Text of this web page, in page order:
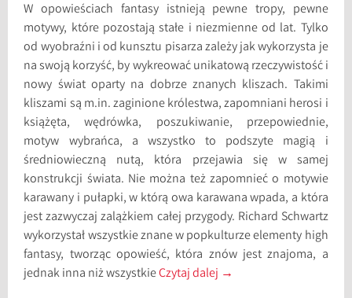
W opowieściach fantasy istnieją pewne tropy, pewne
motywy, które pozostają stałe i niezmienne od lat. Tylko
od wyobraźni i od kunsztu pisarza zależy jak wykorzysta je
na swoją korzyść, by wykreować unikatową rzeczywistość i
nowy świat oparty na dobrze znanych kliszach. Takimi
kliszami są m.in. zaginione królestwa, zapomniani herosi i
książęta, wędrówka, poszukiwanie, przepowiednie,
motyw wybrańca, a wszystko to podszyte magią i
średniowieczną nutą, która przejawia się w samej
konstrukcji świata. Nie można też zapomnieć o motywie
karawany i pułapki, w którą owa karawana wpada, a która
jest zazwyczaj zalążkiem całej przygody. Richard Schwartz
wykorzystał wszystkie znane w popkulturze elementy high
fantasy, tworząc opowieść, która znów jest znajoma, a
jednak inna niż wszystkieCzytaj dalej →